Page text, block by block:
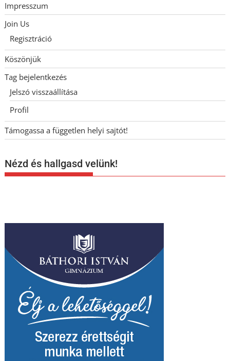
Impresszum
Join Us
Regisztráció
Köszönjük
Tag bejelentkezés
Jelszó visszaállítása
Profil
Támogassa a független helyi sajtót!
Nézd és hallgasd velünk!